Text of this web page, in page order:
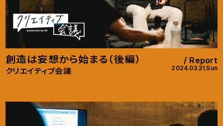
創造は妄想から始まる（後編）
クリエイティブ会議
Report
2024.03.31.Sun